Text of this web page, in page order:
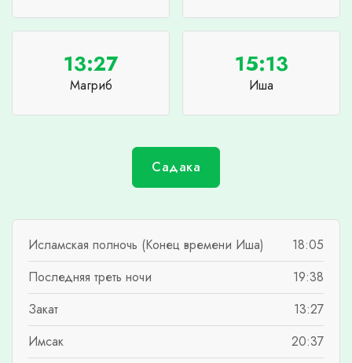
13:27
Магриб
15:13
Иша
Садака
Исламская полночь (Конец времени Иша)
18:05
Последняя треть ночи
19:38
Закат
13:27
Имсак
20:37